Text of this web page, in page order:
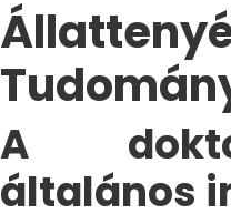
A
általános